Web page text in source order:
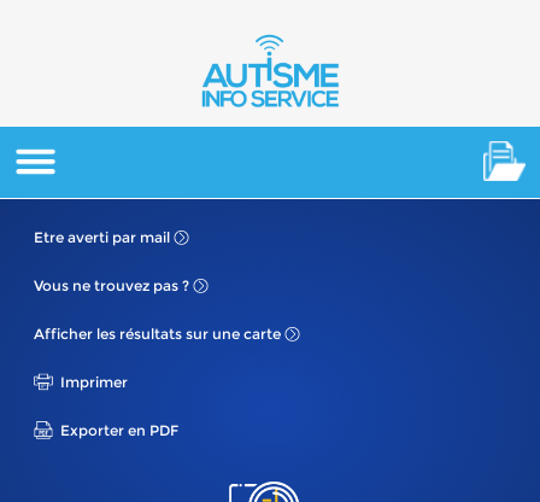
Etre averti par mail
Vous ne trouvez pas ?
Afficher les résultats sur une carte
Imprimer
Exporter en PDF